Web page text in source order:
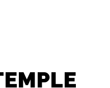
y baño